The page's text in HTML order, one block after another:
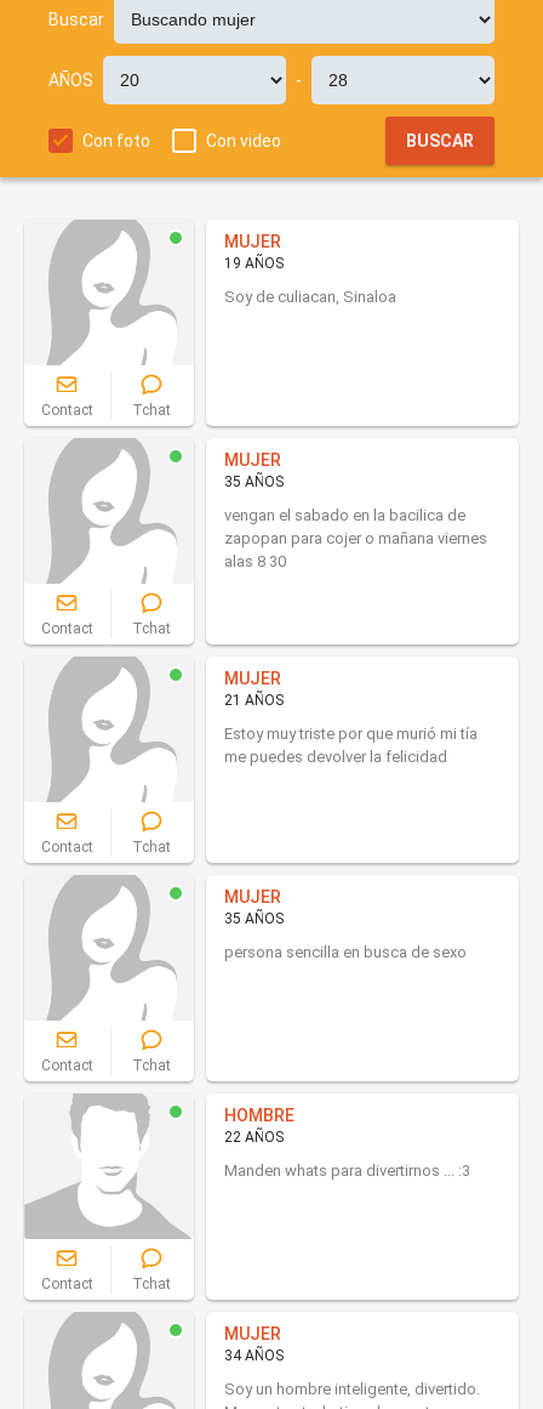
Buscar
AÑOS -
Con foto Con video BUSCAR
Contact Tchat
MUJER
19 AÑOS
Soy de culiacan, Sinaloa
Contact Tchat
MUJER
35 AÑOS
vengan el sabado en la bacilica de
zapopan para cojer o mañana viernes
alas 8 30
Contact Tchat
MUJER
21 AÑOS
Estoy muy triste por que murió mi tía
me puedes devolver la felicidad
Contact Tchat
MUJER
35 AÑOS
persona sencilla en busca de sexo
Contact Tchat
HOMBRE
22 AÑOS
Manden whats para divertirnos ... :3
MUJER
34 AÑOS
Soy un hombre inteligente, divertido.